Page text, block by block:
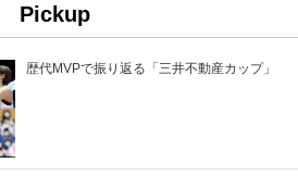
Pickup
歴代MVPで振り返る「三井不動産カップ」